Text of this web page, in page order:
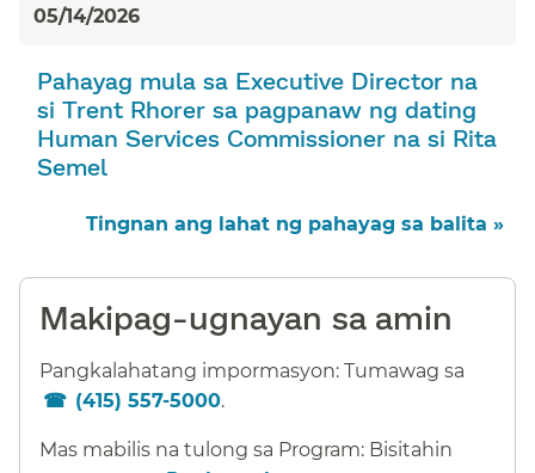
05/14/2026​​
Pahayag mula sa Executive Director na
si Trent Rhorer sa pagpanaw ng dating
Human Services Commissioner na si Rita
Semel​​
Tingnan ang lahat ng pahayag sa balita »​​
Makipag-ugnayan sa amin​​
Pangkalahatang impormasyon: Tumawag sa
(415) 557-5000.​​
Mas mabilis na tulong sa Program: Bisitahin